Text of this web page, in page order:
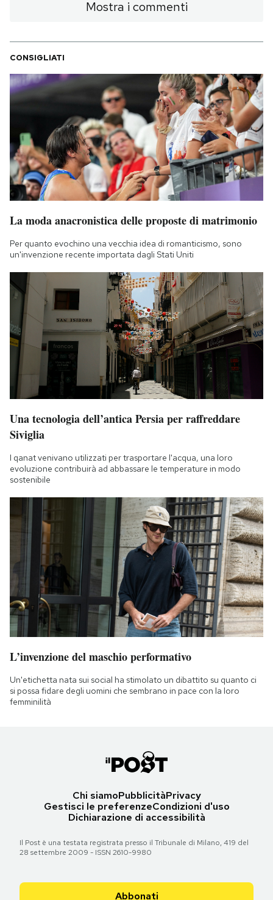
Mostra i commenti
CONSIGLIATI
La moda anacronistica delle proposte di matrimonio
Per quanto evochino una vecchia idea di romanticismo, sono
un'invenzione recente importata dagli Stati Uniti
Una tecnologia dell’antica Persia per raffreddare
Siviglia
I qanat venivano utilizzati per trasportare l'acqua, una loro
evoluzione contribuirà ad abbassare le temperature in modo
sostenibile
L’invenzione del maschio performativo
Un'etichetta nata sui social ha stimolato un dibattito su quanto ci
si possa fidare degli uomini che sembrano in pace con la loro
femminilità
Chi siamoPubblicitàPrivacy
Gestisci le preferenzeCondizioni d'uso
Dichiarazione di accessibilità
Il Post è una testata registrata presso il Tribunale di Milano, 419 del
28 settembre 2009 - ISSN 2610-9980
Abbonati